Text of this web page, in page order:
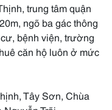
trung tâm quận
ngõ ba gác thông
bệnh viện, trường
căn hộ luôn ở mức
Tây Sơn, Chùa